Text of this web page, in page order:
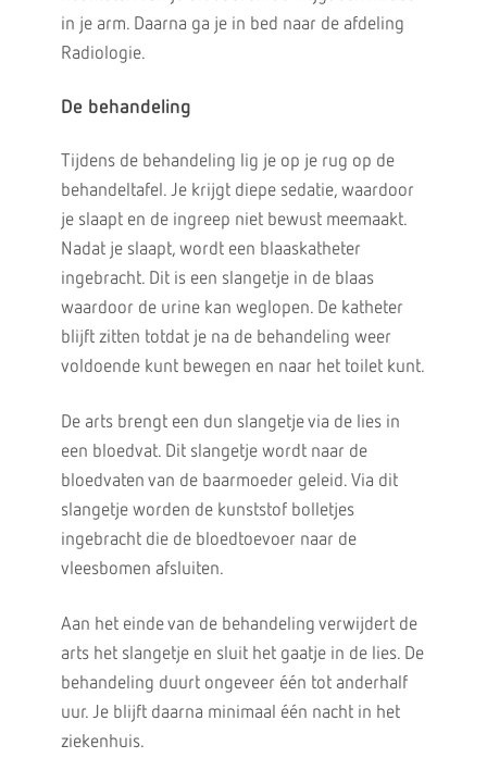
in je arm. Daarna ga je in bed naar de afdeling
Radiologie.
De behandeling
Tijdens de behandeling lig je op je rug op de
behandeltafel. Je krijgt diepe sedatie, waardoor
je slaapt en de ingreep niet bewust meemaakt.
Nadat je slaapt, wordt een blaaskatheter
ingebracht. Dit is een slangetje in de blaas
waardoor de urine kan weglopen. De katheter
blijft zitten totdat je na de behandeling weer
voldoende kunt bewegen en naar het toilet kunt.
De arts brengt een dun slangetje via de lies in
een bloedvat. Dit slangetje wordt naar de
bloedvaten van de baarmoeder geleid. Via dit
slangetje worden de kunststof bolletjes
ingebracht die de bloedtoevoer naar de
vleesbomen afsluiten.
Aan het einde van de behandeling verwijdert de
arts het slangetje en sluit het gaatje in de lies. De
behandeling duurt ongeveer één tot anderhalf
uur. Je blijft daarna minimaal één nacht in het
ziekenhuis.